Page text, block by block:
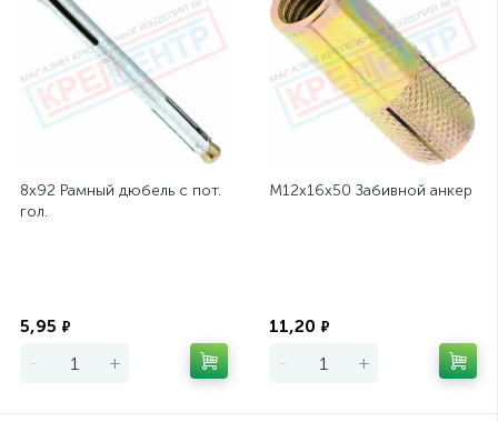
8х92 Рамный дюбель с пот.
гол.
5,95 ₽
- +
М12х16х50 Забивной анкер
11,20 ₽
- +